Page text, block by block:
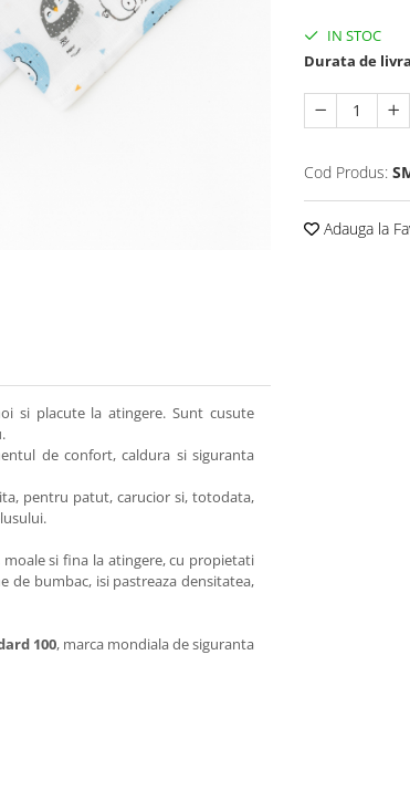
IN STOC
Durata de
Cod Produs:
Adauga la
si placute la atingere. Sunt cusute
de confort, caldura si siguranta
pentru patut, carucior si, totodata,
si fina la atingere, cu propietati
de bumbac, isi pastreaza densitatea,
100, marca mondiala de siguranta